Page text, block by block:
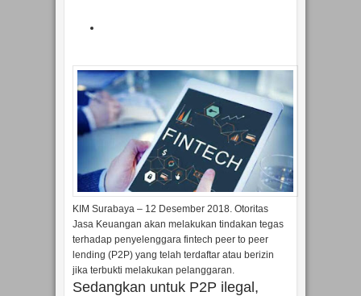
KIM Surabaya – 12 Desember 2018. Otoritas
Jasa Keuangan akan melakukan tindakan tegas
terhadap penyelenggara fintech peer to peer
lending (P2P) yang telah terdaftar atau berizin
jika terbukti melakukan pelanggaran.
Sedangkan untuk P2P ilegal,